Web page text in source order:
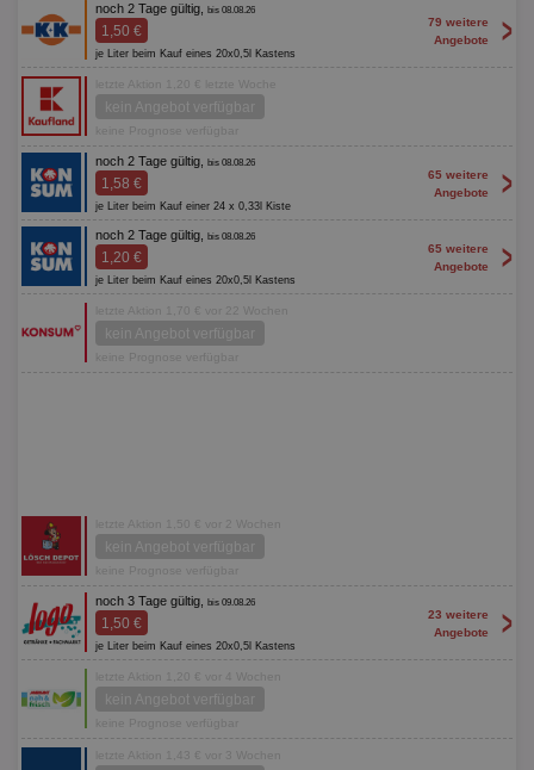
noch 2 Tage gültig, bis 08.08.26
1,50 €
je Liter beim Kauf eines 20x0,5l Kastens
79 weitere
Angebote
>
letzte Aktion 1,20 € letzte Woche
kein Angebot verfügbar
keine Prognose verfügbar
noch 2 Tage gültig, bis 08.08.26
1,58 €
je Liter beim Kauf einer 24 x 0,33l Kiste
65 weitere
Angebote
>
noch 2 Tage gültig, bis 08.08.26
1,20 €
je Liter beim Kauf eines 20x0,5l Kastens
65 weitere
Angebote
>
letzte Aktion 1,70 € vor 22 Wochen
kein Angebot verfügbar
keine Prognose verfügbar
letzte Aktion 1,50 € vor 2 Wochen
kein Angebot verfügbar
keine Prognose verfügbar
noch 3 Tage gültig, bis 09.08.26
1,50 €
je Liter beim Kauf eines 20x0,5l Kastens
23 weitere
Angebote
>
letzte Aktion 1,20 € vor 4 Wochen
kein Angebot verfügbar
keine Prognose verfügbar
letzte Aktion 1,43 € vor 3 Wochen